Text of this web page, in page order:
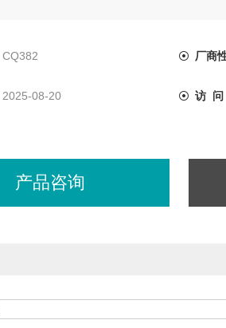
CQ382 厂商
2025-08-20 访 问
产品咨询